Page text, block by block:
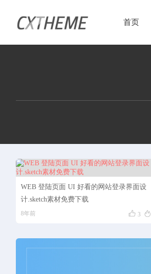
首页
用户中心 用户登录
UI素材
管理中心
WEB 登陆页面 UI 好看的网站登录界面设
计.sketch素材免费下载
8年前  3 